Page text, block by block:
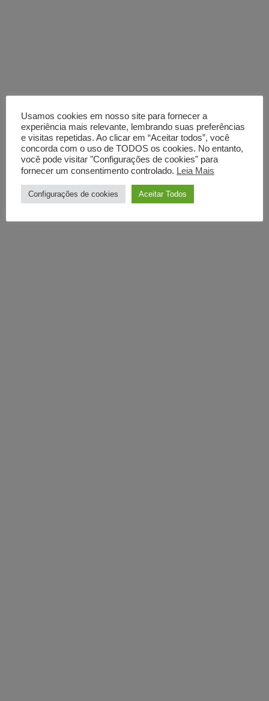
Usamos cookies em nosso site para fornecer a
experiência mais relevante, lembrando suas preferências
e visitas repetidas. Ao clicar em “Aceitar todos”, você
concorda com o uso de TODOS os cookies. No entanto,
você pode visitar "Configurações de cookies" para
fornecer um consentimento controlado. Leia Mais
Configurações de cookies Aceitar Todos